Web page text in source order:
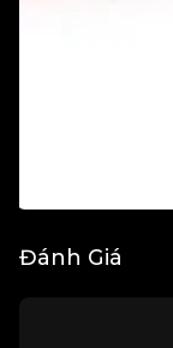
Đánh Giá